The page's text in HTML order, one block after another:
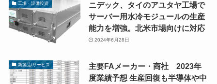
工場・設備投資
ニデック、タイのアユタヤ工場で
サーバー用水冷モジュールの生産
能力を増強。北米市場向けに対応
2024年6月28日
新製品/サービス
主要FAメーカー・商社 2023年
度業績予想 生産回復も半導体や中